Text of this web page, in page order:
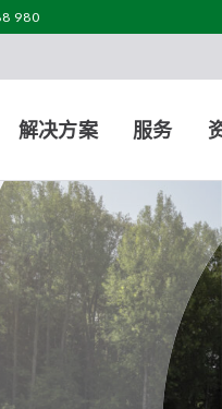
980
解决方案 服务